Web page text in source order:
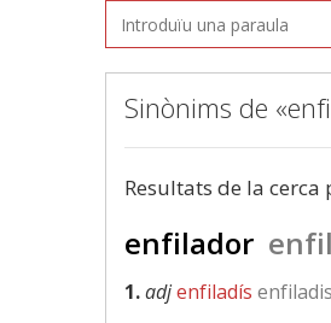
Sinònims de
Resultats de la cerca
enfilador
1.adjenfiladís